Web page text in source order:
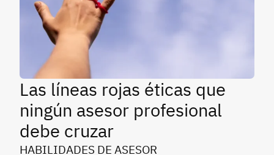
Las líneas rojas éticas que
ningún asesor profesional
debe cruzar
HABILIDADES DE ASESOR